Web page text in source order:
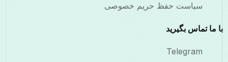
سیاست حفظ حریم خصوصی
با ما تماس بگیرید
Telegram